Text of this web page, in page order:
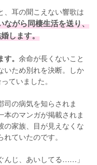
、耳の聞こえない響歌は
ながら同棲生活を送り、
します。
。 余命が長くないこと
いため別れを決断。しか
ていました。
司の病気を知らされま
のマンガが掲載されま
の家族、目が見えなくな
ていたのです。
んじ、あいしてる……」